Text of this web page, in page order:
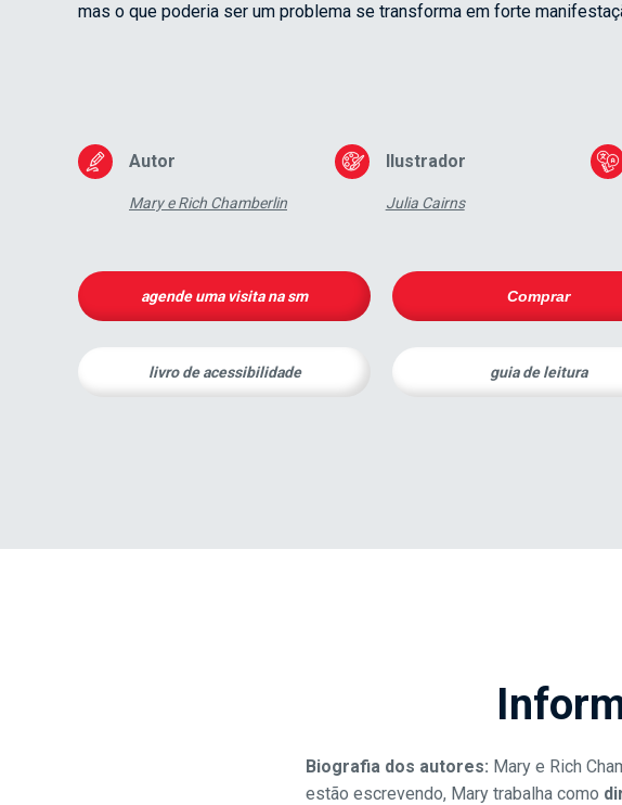
mas o que poderia ser um problema se transforma em forte
Autor
Mary e Rich Chamberlin
Ilustrador
Julia Cairns
Comprar
agende uma visita na sm
livro de acessibilidade guia de leitura
Biografia dos autores: Mary e Rich
estão escrevendo, Mary trabalha como